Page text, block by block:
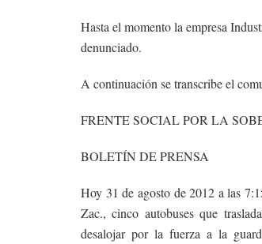
Hasta el momento la empresa
denunciado.
A continuación se transcribe el
FRENTE SOCIAL POR LA
BOLETÍN DE PRENSA
Hoy 31 de agosto de 2012 a las
Zac., cinco autobuses que
desalojar por la fuerza a la